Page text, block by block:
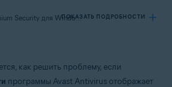
Применяется к Avast Premium Security для Windows, Avast Free Antivirus для Windows, Avast Premium Security для Mac, Avast Security для Mac, Avast Mobile Security Premium для Android
ПОКАЗАТЬ ПОДРОБНОСТИ
для Windows
как решить проблему, если
программы Avast Antivirus отображает